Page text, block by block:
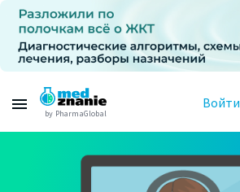
by PharmaGlobal
Войти